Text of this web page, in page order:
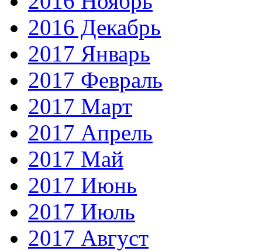
2016 Декабрь
2017 Январь
2017 Февраль
2017 Март
2017 Апрель
2017 Май
2017 Июнь
2017 Июль
2017 Август